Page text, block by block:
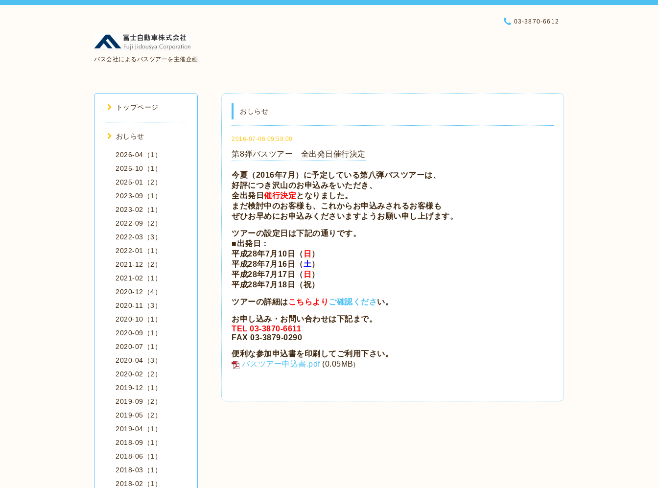
バス会社によるバスツアーを主催企画
03-3870-6612
おしらせ
2016-07-06 09:58:00
第8弾バスツアー 全出発日催行決定
今夏（2016年7月）に予定している第八弾バスツアーは、
好評につき沢山のお申込みをいただき、
全出発日 催行決定となりました。
まだ検討中のお客様も、これからお申込みされるお客様も
ぜひお早めにお申込みくださいますようお願い申し上げます。
ツアーの設定日は下記の通りです。
■出発日：
平成28年7月10日（ 日 ）
平成28年7月16日（土）
平成28年7月17日（ 日 ）
平成28年7月18日（祝）
ツアーの詳細はこちらより ご確認ください。
お申し込み・お問い合わせは下記まで。
TEL 03-3870-6611
FAX 03-3879-0290
便利な参加申込書を印刷してご利用下さい。
バスツアー申込書.pdf (0.05MB)
トップページ
おしらせ
2026-04（1）
2025-10（1）
2025-01（2）
2023-09（1）
2023-02（1）
2022-09（2）
2022-03（3）
2022-01（1）
2021-12（2）
2021-02（1）
2020-12（4）
2020-11（3）
2020-10（1）
2020-09（1）
2020-07（1）
2020-04（3）
2020-02（2）
2019-12（1）
2019-09（2）
2019-05（2）
2019-04（1）
2018-09（1）
2018-06（1）
2018-03（1）
2018-02（1）